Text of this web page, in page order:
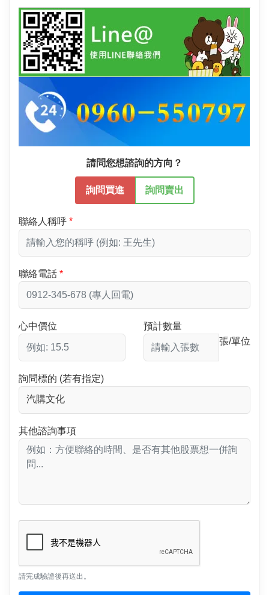
請問您想諮詢的方向？
詢問買進 詢問賣出
聯絡人稱呼
聯絡電話
心中價位
預計數量
張/單位
詢問標的 (若有指定)
其他諮詢事項
請完成驗證後再送出。